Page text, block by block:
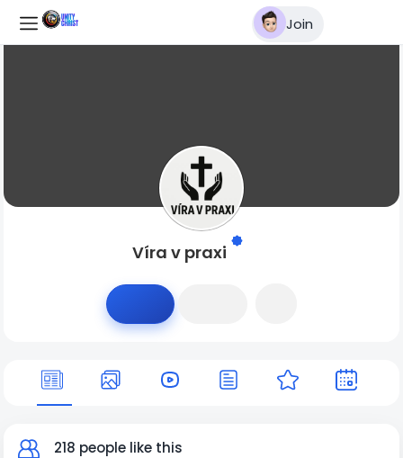
Join
Víra v praxi
218 people like this